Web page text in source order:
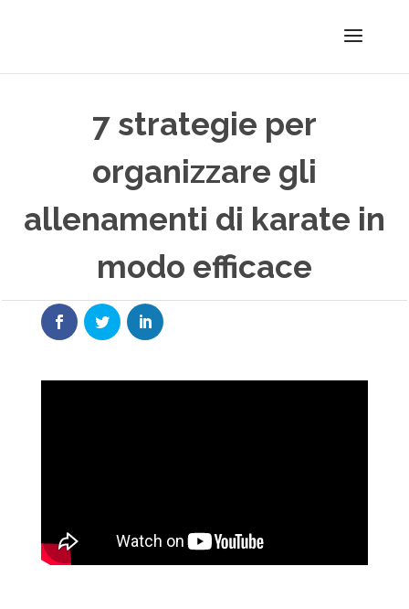
7 strategie per
organizzare gli
allenamenti di karate in
modo efficace